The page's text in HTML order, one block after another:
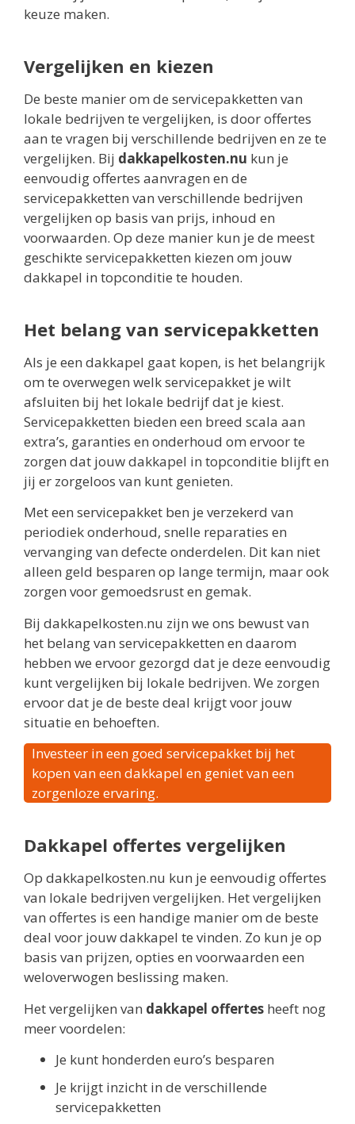
keuze maken.
Vergelijken en kiezen
De beste manier om de servicepakketten van
lokale bedrijven te vergelijken, is door offertes
aan te vragen bij verschillende bedrijven en ze te
vergelijken. Bij dakkapelkosten.nu kun je
eenvoudig offertes aanvragen en de
servicepakketten van verschillende bedrijven
vergelijken op basis van prijs, inhoud en
voorwaarden. Op deze manier kun je de meest
geschikte servicepakketten kiezen om jouw
dakkapel in topconditie te houden.
Het belang van servicepakketten
Als je een dakkapel gaat kopen, is het belangrijk
om te overwegen welk servicepakket je wilt
afsluiten bij het lokale bedrijf dat je kiest.
Servicepakketten bieden een breed scala aan
extra’s, garanties en onderhoud om ervoor te
zorgen dat jouw dakkapel in topconditie blijft en
jij er zorgeloos van kunt genieten.
Met een servicepakket ben je verzekerd van
periodiek onderhoud, snelle reparaties en
vervanging van defecte onderdelen. Dit kan niet
alleen geld besparen op lange termijn, maar ook
zorgen voor gemoedsrust en gemak.
Bij dakkapelkosten.nu zijn we ons bewust van
het belang van servicepakketten en daarom
hebben we ervoor gezorgd dat je deze eenvoudig
kunt vergelijken bij lokale bedrijven. We zorgen
ervoor dat je de beste deal krijgt voor jouw
situatie en behoeften.
Investeer in een goed servicepakket bij het
kopen van een dakkapel en geniet van een
zorgenloze ervaring.
Dakkapel offertes vergelijken
Op dakkapelkosten.nu kun je eenvoudig offertes
van lokale bedrijven vergelijken. Het vergelijken
van offertes is een handige manier om de beste
deal voor jouw dakkapel te vinden. Zo kun je op
basis van prijzen, opties en voorwaarden een
weloverwogen beslissing maken.
Het vergelijken van dakkapel offertes heeft nog
meer voordelen:
Je kunt honderden euro’s besparen
Je krijgt inzicht in de verschillende
servicepakketten